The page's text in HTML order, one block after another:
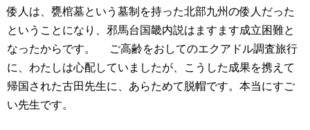
倭人は、甕棺墓という墓制を持った北部九州の倭人だった
ということになり、邪馬台国畿内説はますます成立困難と
なったからです。
ご高齢をおしてのエクアドル調査旅行
に、わたしは心配していましたが、こうした成果を携えて
帰国された古田先生に、あらためて脱帽です。本当にすご
い先生です。